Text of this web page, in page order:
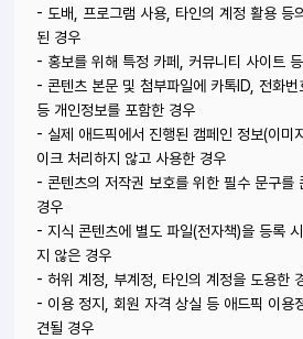
- 도배, 프로그램 사용, 타인의 계정 활용 등
된 경우
- 홍보를 위해 특정 카페, 커뮤니티 사이트
- 콘텐츠 본문 및 첨부파일에 카톡ID, 전화
등 개인정보를 포함한 경우
- 실제 애드픽에서 진행된 캠페인 정보(이미
이크 처리하지 않고 사용한 경우
- 콘텐츠의 저작권 보호를 위한 필수 문구를
경우
- 지식 콘텐츠에 별도 파일(전자책)을 등록
지 않은 경우
- 허위 계정, 부계정, 타인의 계정을 도용한
- 이용 정지, 회원 자격 상실 등 애드픽 이용
견될 경우